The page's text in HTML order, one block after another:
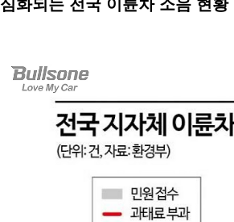
심화되는 전국 이륜차 소음 현황